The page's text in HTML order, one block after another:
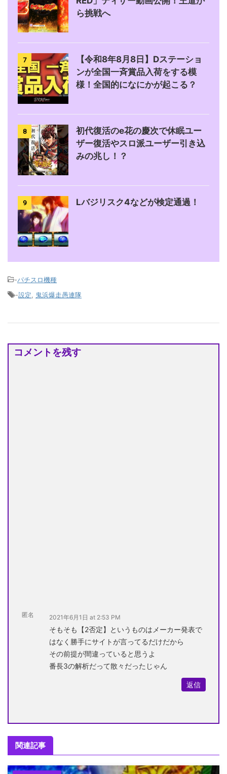
ら挑戦へ
7
【令和8年8月8日】Dステーショ
ンが全国一斉賞品入荷をする模
様！全国的になにかが起こる？
8
初代復活のe花の慶次で休眠ユー
ザー復活やスロ派ユーザー引き込
みの兆し！？
9 Lバジリスク4などが検定通過！
-パチスロ機種
-設定 鬼浜爆走愚連隊
コメントを残す
匿名 2021年6月1日 at 2:53 PM
そもそも【2否定】というものはメーカー発表で
はなく勝手にサイトが言ってるだけだから
その前提が間違っていると思うよ
番長3の解析だって散々だったじゃん
返信
関連記事